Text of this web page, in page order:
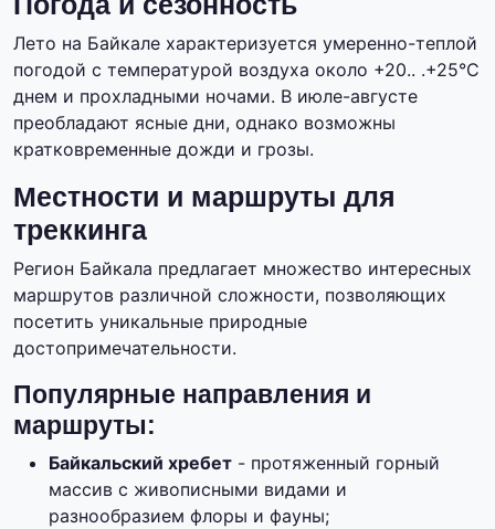
Лето на Байкале характеризуется умеренно-теплой
погодой с температурой воздуха около +20.. .+25°C
днем и прохладными ночами. В июле-августе
преобладают ясные дни, однако возможны
кратковременные дожди и грозы.
Местности и маршруты для
треккинга
Регион Байкала предлагает множество интересных
маршрутов различной сложности, позволяющих
посетить уникальные природные
достопримечательности.
Популярные направления и
маршруты:
Байкальский хребет - протяженный горный
массив с живописными видами и
разнообразием флоры и фауны;